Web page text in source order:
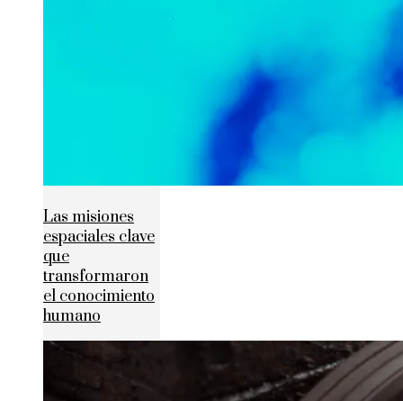
Las misiones
espaciales clave
que
transformaron
el conocimiento
humano